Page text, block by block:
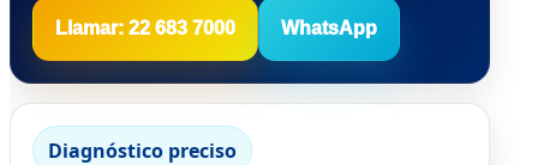
Llamar: 22 683 7000 WhatsApp
Diagnóstico preciso